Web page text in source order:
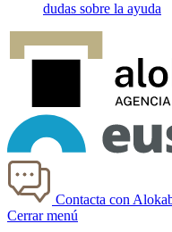
dudas sobre la ayuda
Contacta con
Cerrar menú